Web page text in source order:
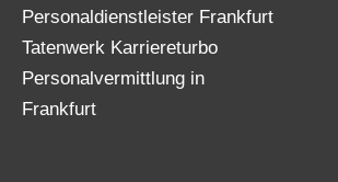
Personaldienstleister Frankfurt
Tatenwerk Karriereturbo
Personalvermittlung in
Frankfurt